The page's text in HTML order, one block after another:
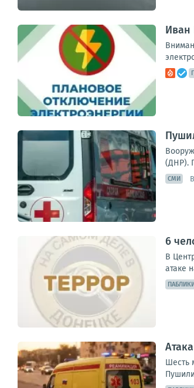
Иван
(ДНР).
СМИ
6
В
атаке
Шесть